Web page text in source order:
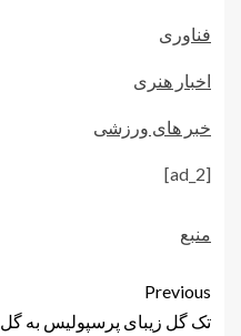
فناوری
اخبار هنری
خبر های ورزشی
[ad_2]
منبع
Previous
تک گل زیبای پرسپولیس به گل